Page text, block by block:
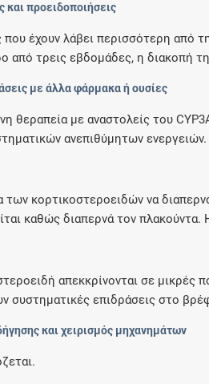
και προειδοποιήσεις
που έχουν λάβει περισσότερη από
από τρεις εβδομάδες, η διακοπή
με άλλα φάρμακα ή ουσίες
θεραπεία με αναστολείς του
ανεπιθύμητων
των κορτικοστεροειδών να
καθώς διαπερνά τον
απεκκρίνονται σε μικρές
συστηματικές επιδράσεις στο
και χειρισμός μηχανημάτων